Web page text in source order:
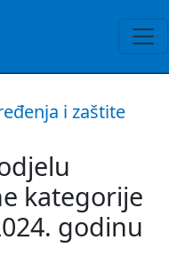
i zaštite
kategorije
godinu